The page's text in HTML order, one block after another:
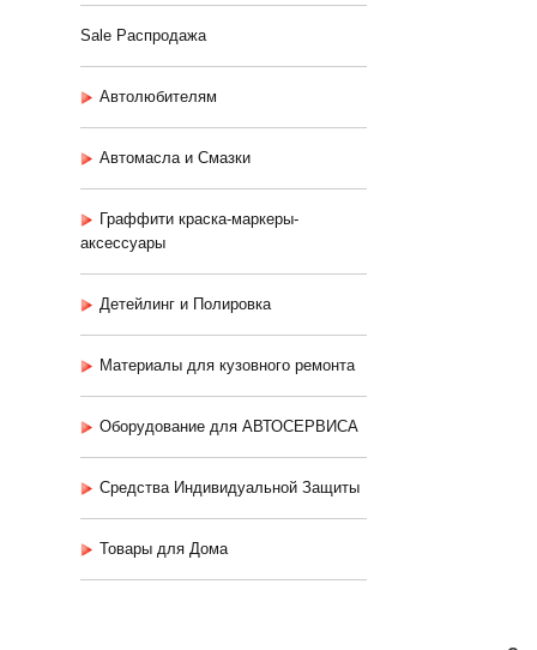
Sale Распродажа
Автолюбителям
Автомасла и Смазки
Граффити краска-маркеры-
аксессуары
Детейлинг и Полировка
Материалы для кузовного ремонта
Оборудование для АВТОСЕРВИСА
Средства Индивидуальной Защиты
Товары для Дома